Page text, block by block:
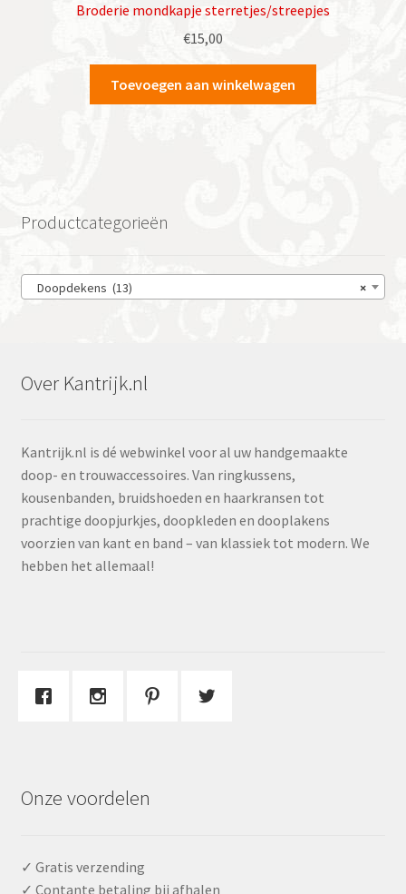
Broderie mondkapje sterretjes/streepjes
€15,00
Toevoegen aan winkelwagen
Productcategorieën
×
Doopdekens (13)
Over Kantrijk.nl
Kantrijk.nl is dé webwinkel voor al uw handgemaakte
doop- en trouwaccessoires. Van ringkussens,
kousenbanden, bruidshoeden en haarkransen tot
prachtige doopjurkjes, doopkleden en dooplakens
voorzien van kant en band – van klassiek tot modern. We
hebben het allemaal!
Onze voordelen
✓ Gratis verzending
✓ Contante betaling bij afhalen